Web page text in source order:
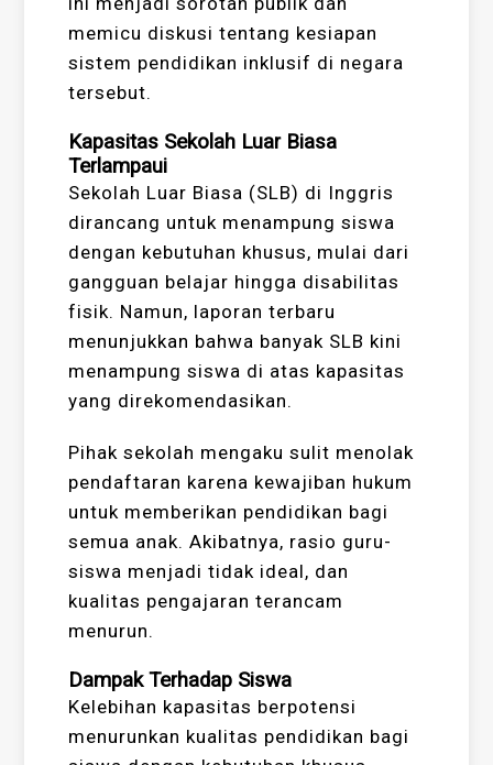
memicu diskusi tentang kesiapan
sistem pendidikan inklusif di negara
tersebut.
Kapasitas Sekolah Luar Biasa
Terlampaui
Sekolah Luar Biasa (SLB) di Inggris
dirancang untuk menampung siswa
dengan kebutuhan khusus, mulai dari
gangguan belajar hingga disabilitas
fisik. Namun, laporan terbaru
menunjukkan bahwa banyak SLB kini
menampung siswa di atas kapasitas
yang direkomendasikan.
Pihak sekolah mengaku sulit menolak
pendaftaran karena kewajiban hukum
untuk memberikan pendidikan bagi
semua anak. Akibatnya, rasio guru-
siswa menjadi tidak ideal, dan
kualitas pengajaran terancam
menurun.
Dampak Terhadap Siswa
Kelebihan kapasitas berpotensi
menurunkan kualitas pendidikan bagi